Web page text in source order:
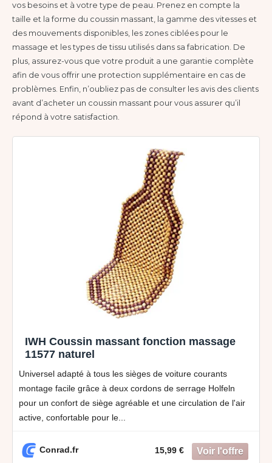
vos besoins et à votre type de peau. Prenez en compte la
taille et la forme du coussin massant, la gamme des vitesses et
des mouvements disponibles, les zones ciblées pour le
massage et les types de tissu utilisés dans sa fabrication. De
plus, assurez-vous que votre produit a une garantie complète
afin de vous offrir une protection supplémentaire en cas de
problèmes. Enfin, n’oubliez pas de consulter les avis des clients
avant d’acheter un coussin massant pour vous assurer qu’il
répond à votre satisfaction.
IWH Coussin massant fonction massage
11577 naturel
Universel adapté à tous les sièges de voiture courants
montage facile grâce à deux cordons de serrage Holfeln
pour un confort de siège agréable et une circulation de l'air
active, confortable pour le...
Conrad.fr 15,99 €